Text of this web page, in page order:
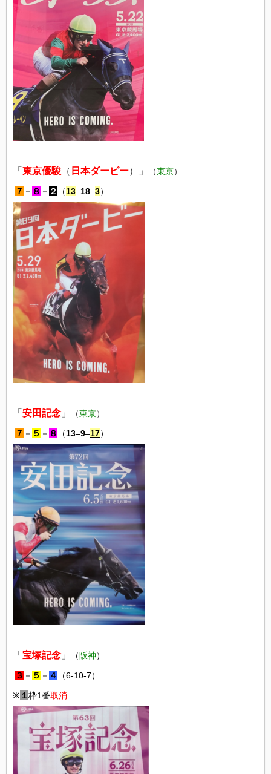
「 東京優駿 （ 日本ダービー）」 （東京）
７ － ８ － ２ （13–18–3）
「 安田記念 」 （東京）
７ － ５ － ８ （13–9–17）
「 宝塚記念 」 （ 阪神）
３ － ５ － ４ （6-10-7）
※ １枠1番取消